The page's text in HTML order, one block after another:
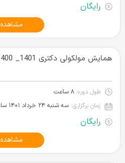
رایگان
مشاهده
همایش مولکولی دکتری 1401_ 1400دکتر بهروز اقدم
طول دوره: ۸ ساعت
زمان برگزاری: سه شنبه ۲۴ خرداد ۱۴۰۱‌ ساعت ۱۰:۰۰
رایگان
مشاهده